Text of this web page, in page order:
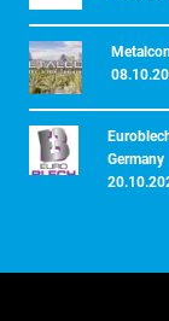
Germany